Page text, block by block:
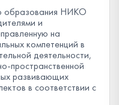
образования НИКО
и
на
компетенций в
деятельности,
пространственной
развивающих
в соответствии с